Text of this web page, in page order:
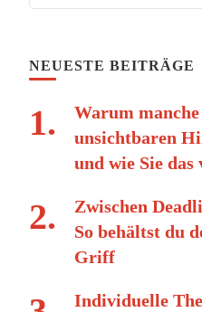
NEUESTE BEITRÄGE
Warum
unsichtbaren
und wie Sie das
Zwischen
So behältst du
Griff
Individuelle